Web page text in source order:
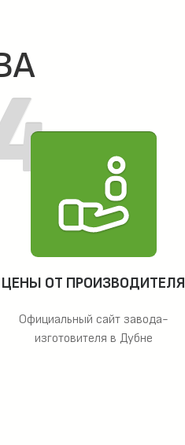
ЦЕНЫ ОТ ПРОИЗВОДИТЕЛЯ
Официальный сайт завода-
изготовителя в Дубне